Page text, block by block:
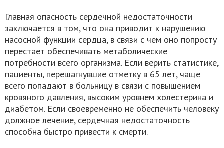
Главная опасность сердечной недостаточности
заключается в том, что она приводит к нарушению
насосной функции сердца, в связи с чем оно попросту
перестает обеспечивать метаболические
потребности всего организма. Если верить статистике,
пациенты, перешагнувшие отметку в 65 лет, чаще
всего попадают в больницу в связи с повышением
кровяного давления, высоким уровнем холестерина и
диабетом. Если своевременно не обеспечить человеку
должное лечение, сердечная недостаточность
способна быстро привести к смерти.